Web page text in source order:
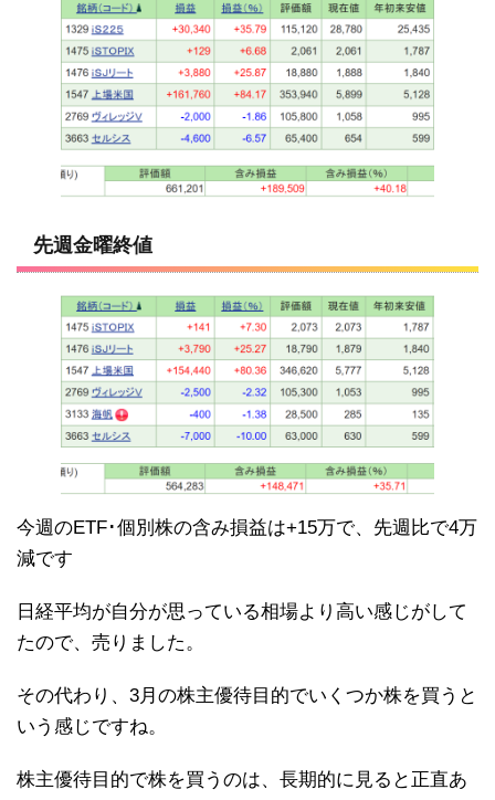
先週金曜終値
今週のETF･個別株の含み損益は+15万で、先週比で4万
減です
日経平均が自分が思っている相場より高い感じがして
たので、売りました。
その代わり、3月の株主優待目的でいくつか株を買うと
いう感じですね。
株主優待目的で株を買うのは、長期的に見ると正直あ